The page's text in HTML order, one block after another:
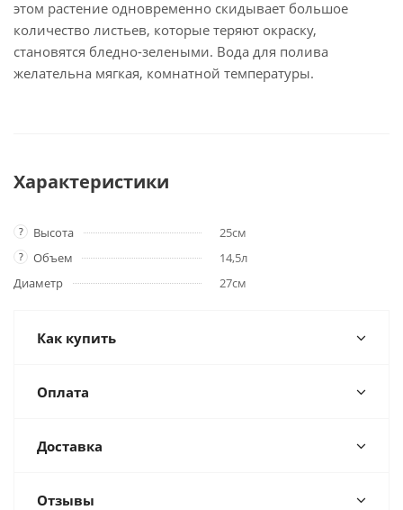
этом растение одновременно скидывает большое
количество листьев, которые теряют окраску,
становятся бледно-зелеными. Вода для полива
желательна мягкая, комнатной температуры.
Характеристики
? Высота 25см
? Объем
14,5л
Диаметр
27см
Как купить
Оплата
Доставка
Отзывы